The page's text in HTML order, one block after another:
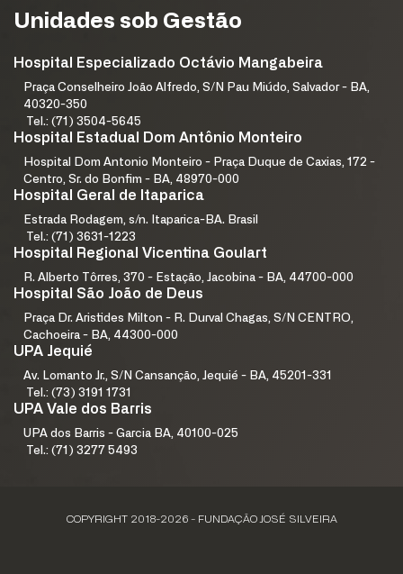
Unidades sob Gestão
Hospital Especializado Octávio Mangabeira
Praça Conselheiro João Alfredo, S/N Pau Miúdo, Salvador - BA,
40320-350
Tel.: (71) 3504-5645
Hospital Estadual Dom Antônio Monteiro
Hospital Dom Antonio Monteiro - Praça Duque de Caxias, 172 -
Centro, Sr. do Bonfim - BA, 48970-000
Hospital Geral de Itaparica
Estrada Rodagem, s/n. Itaparica-BA. Brasil
Tel.: (71) 3631-1223
Hospital Regional Vicentina Goulart
R. Alberto Tôrres, 370 - Estação, Jacobina - BA, 44700-000
Hospital São João de Deus
Praça Dr. Aristides Milton - R. Durval Chagas, S/N CENTRO,
Cachoeira - BA, 44300-000
UPA Jequié
Av. Lomanto Jr., S/N Cansanção, Jequié - BA, 45201-331
Tel.: (73) 3191 1731
UPA Vale dos Barris
UPA dos Barris - Garcia BA, 40100-025
Tel.: (71) 3277 5493
COPYRIGHT 2018-2026 - FUNDAÇÃO JOSÉ SILVEIRA